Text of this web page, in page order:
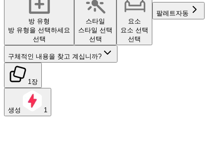
방 유형
방 유형을 선택하세요
선택
스타일
스타일 선택
선택
요소
요소 선택
선택
팔레트자동
구체적인 내용을 찾고 계십니까?
1장
생성 1